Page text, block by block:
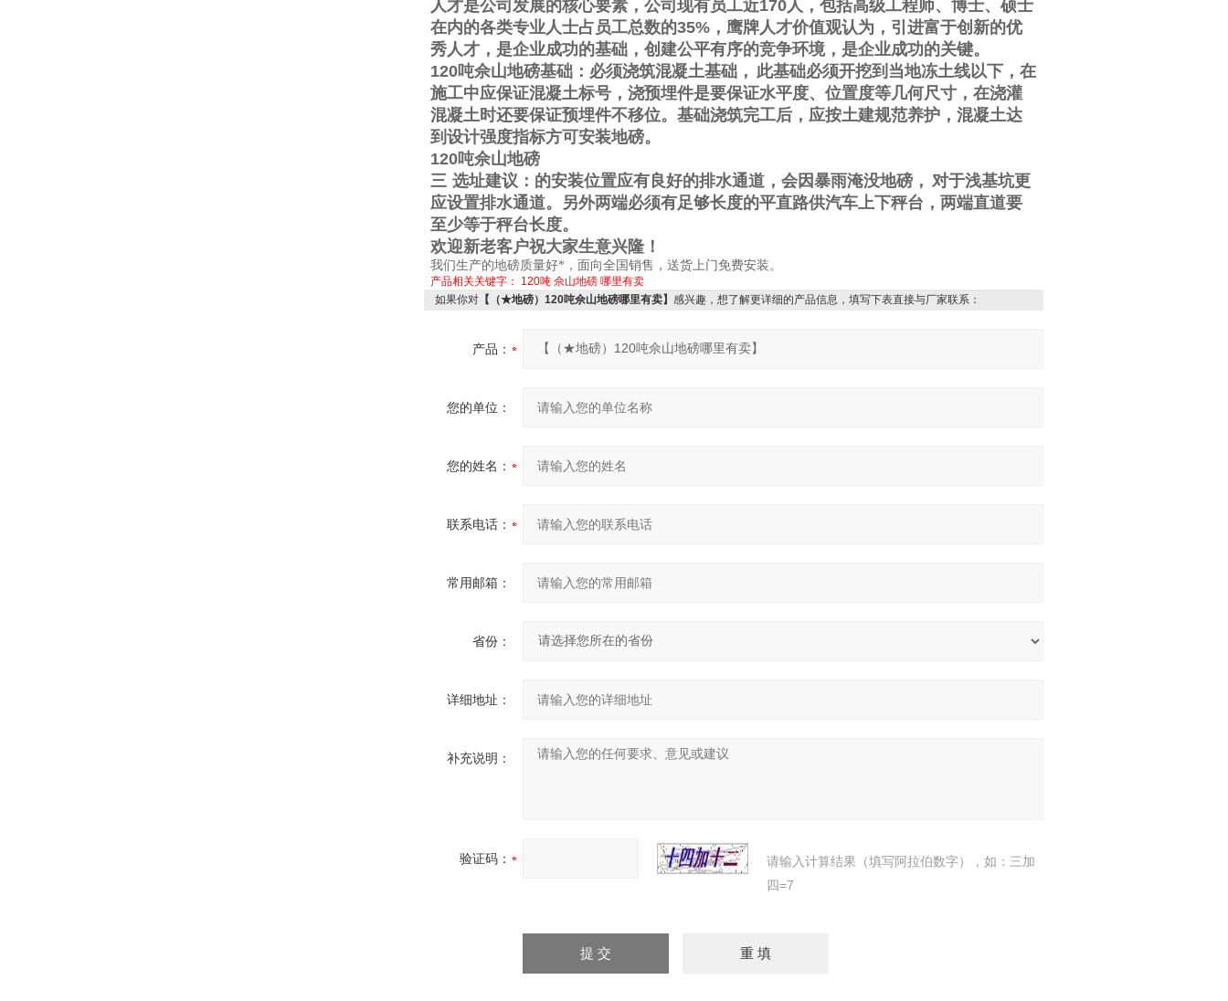
人才是公司发展的核心要素，公司现有员工近170人，包括高级工程师、博士、硕士
在内的各类专业人士占员工总数的35% ，鹰牌人才价值观认为，引进富于创新的优
秀人才，是企业成功的基础，创建公平有序的竞争环境，是企业成功的关键。
120吨佘山地磅基础：必须浇筑混凝土基础， 此基础必须开挖到当地冻土线以下，在
施工中应保证混凝土标号，浇预埋件是要保证水平度、位置度等几何尺寸，在浇灌
混凝土时还要保证预埋件不移位。基础浇筑完工后，应按土建规范养护，混凝土达
到设计强度指标方可安装地磅。
120吨佘山地磅
三 选址建议：的安装位置应有良好的排水通道，会因暴雨淹没地磅， 对于浅基坑更
应设置排水通道。另外两端必须有足够长度的平直路供汽车上下秤台，两端直道要
至少等于秤台长度。
欢迎新老客户祝大家生意兴隆！
我们生产的地磅质量好*，面向全国销售，送货上门免费安装。
产品相关关键字： 120吨 佘山地磅 哪里有卖
如果你对 【（★地磅）120吨佘山地磅哪里有卖】 感兴趣，想了解更详细的产品信息，填写下表直接与厂家联系：
产品：
您的单位：
您的姓名：
联系电话：
常用邮箱：
省份：
详细地址：
补充说明：
验证码：
请输入计算结果（填写阿拉伯数字），如：三加
四=7